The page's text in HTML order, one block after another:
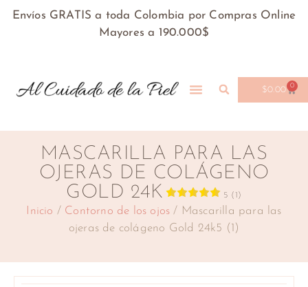
Envíos GRATIS a toda Colombia por Compras Online
Mayores a 190.000$
$0.00 0
MASCARILLA PARA LAS
OJERAS DE COLÁGENO
GOLD 24K
5 (1)
Inicio / Contorno de los ojos / Mascarilla para las
ojeras de colágeno Gold 24k5 (1)